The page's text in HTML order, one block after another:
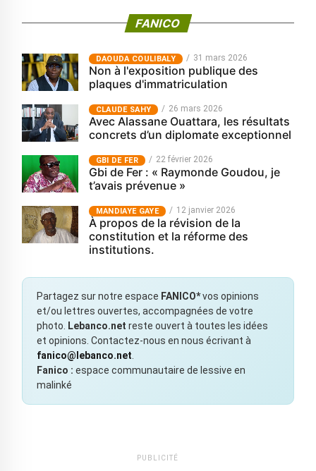
FANICO
‎DAOUDA COULIBALY 31 mars 2026
Non à l'exposition publique des
plaques d'immatriculation
CLAUDE SAHY 26 mars 2026
Avec Alassane Ouattara, les résultats
concrets d’un diplomate exceptionnel
GBI DE FER 22 février 2026
Gbi de Fer : « Raymonde Goudou, je
t’avais prévenue »
MANDIAYE GAYE 12 janvier 2026
À propos de la révision de la
constitution et la réforme des
institutions.
Partagez sur notre espace FANICO*vos opinions
et/ou lettres ouvertes, accompagnées de votre
photo. Lebanco.net reste ouvert à toutes les idées
et opinions. Contactez-nous en nous écrivant à
fanico@lebanco.net
Fanico : espace communautaire de lessive en
malinké
PUBLICITÉ